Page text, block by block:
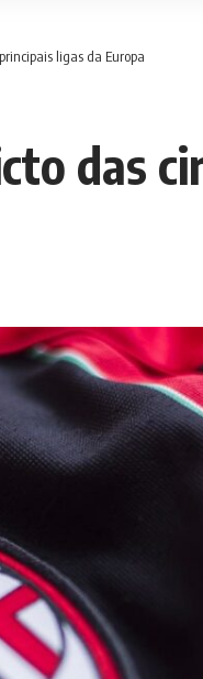
ligas da Europa
das